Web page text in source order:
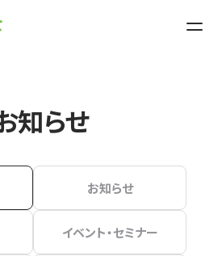
知らせ
お知らせ
イベント・セミナー